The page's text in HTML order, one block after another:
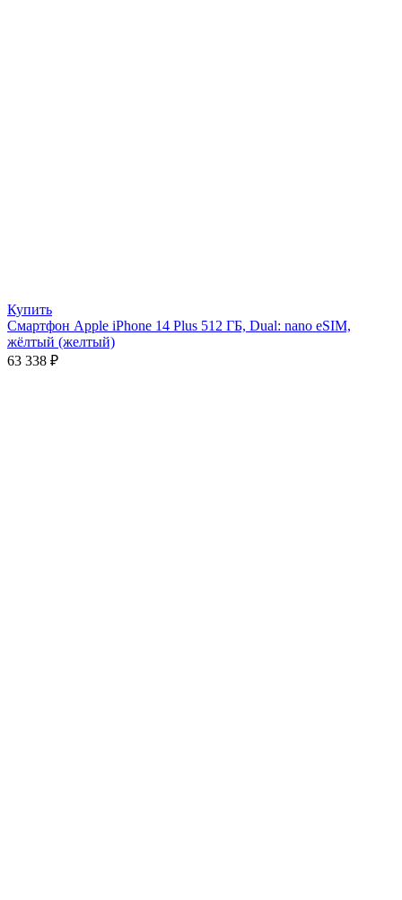
Купить
Смартфон Apple iPhone 14 Plus 512 ГБ, Dual: nano eSIM,
жёлтый (желтый)
63 338 ₽